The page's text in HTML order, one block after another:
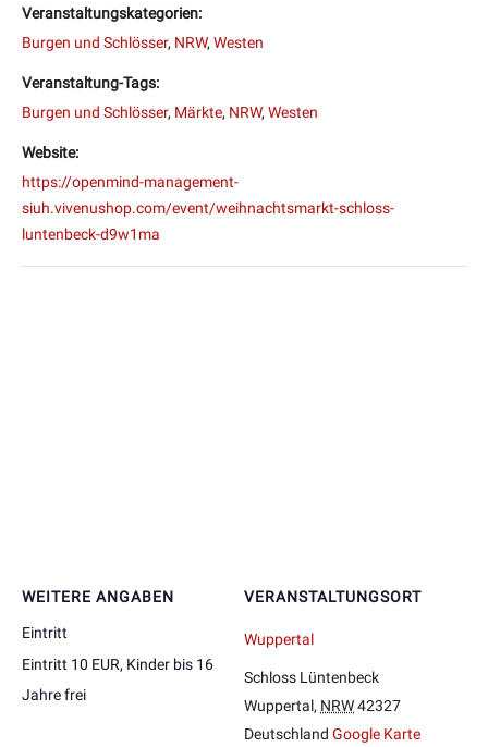
Veranstaltungskategorien:
Burgen und Schlösser, NRW, Westen
Veranstaltung-Tags:
Burgen und Schlösser, Märkte, NRW, Westen
Website:
https://openmind-management-
siuh.vivenushop.com/event/weihnachtsmarkt-schloss-
luntenbeck-d9w1ma
VERANSTALTUNGSORT
Wuppertal
Schloss Lüntenbeck
Wuppertal, NRW42327
Deutschland Google Karte
WEITERE ANGABEN
Eintritt
Eintritt 10 EUR, Kinder bis 16
Jahre frei